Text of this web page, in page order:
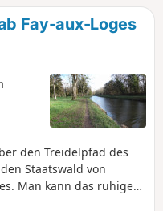
die durch
Wälder.
des Lilas.
Fay-aux-Loges
den Treidelpfad des
Staatswald von
Man kann das ruhige